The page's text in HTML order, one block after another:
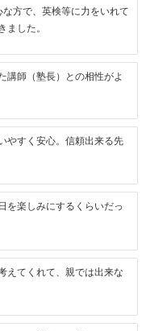
方で、英検等に力をいれて
ました。
講師（塾長）との相性がよ
やすく安心。信頼出来る先
を楽しみにするくらいだっ
えてくれて、親では出来な